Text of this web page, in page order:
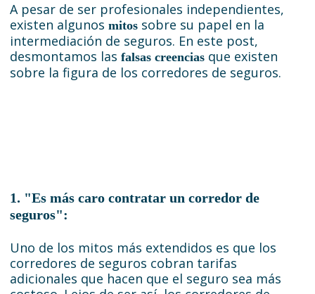
A pesar de ser profesionales independientes,
existen algunos mitossobre su papel en la
intermediación de seguros. En este post,
desmontamos las falsas creenciasque existen
sobre la figura de los corredores de seguros.
1. "Es más caro contratar un corredor de
seguros":
Uno de los mitos más extendidos es que los
corredores de seguros cobran tarifas
adicionales que hacen que el seguro sea más